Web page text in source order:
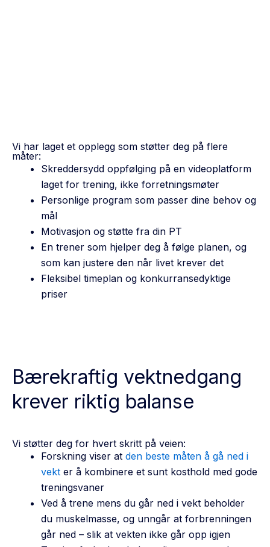
Vi har laget et opplegg som støtter deg på flere
måter:
Skreddersydd oppfølging på en videoplatform
laget for trening, ikke forretningsmøter
Personlige program som passer dine behov og
mål
Motivasjon og støtte fra din PT
En trener som hjelper deg å følge planen, og
som kan justere den når livet krever det
Fleksibel timeplan og konkurransedyktige
priser
Bærekraftig vektnedgang
krever riktig balanse
Vi støtter deg for hvert skritt på veien:
Forskning viser at den beste måten å gå ned i
vekt er å kombinere et sunt kosthold med gode
treningsvaner
Ved å trene mens du går ned i vekt beholder
du muskelmasse, og unngår at forbrenningen
går ned – slik at vekten ikke går opp igjen